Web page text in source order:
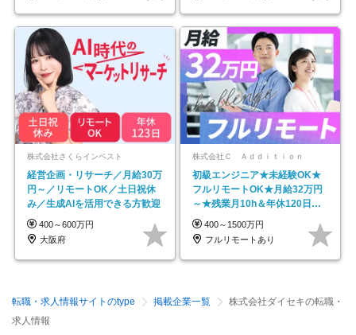
株式会社さくらインベスト
経営企画・リサーチ／月給30万
円～／リモートOK／土日祝休
み／生成AIを活用できる方歓迎
400～600万円
大阪府
株式会社Ｃ Ａｄｄｉｔｉｏｎ
初級エンジニア★未経験OK★
フルリモートOK★月給32万円
～★残業月10h＆年休120日以
上★副業可
400～1500万円
フルリモートあり
転職・求人情報サイトのtype 掲載企業一覧
株式会社ダイセキの転職・
求人情報